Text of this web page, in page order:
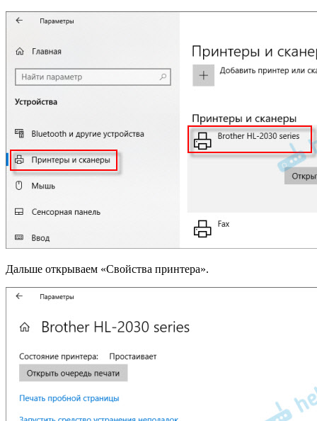
Дальше открываем «Свойства принтера».